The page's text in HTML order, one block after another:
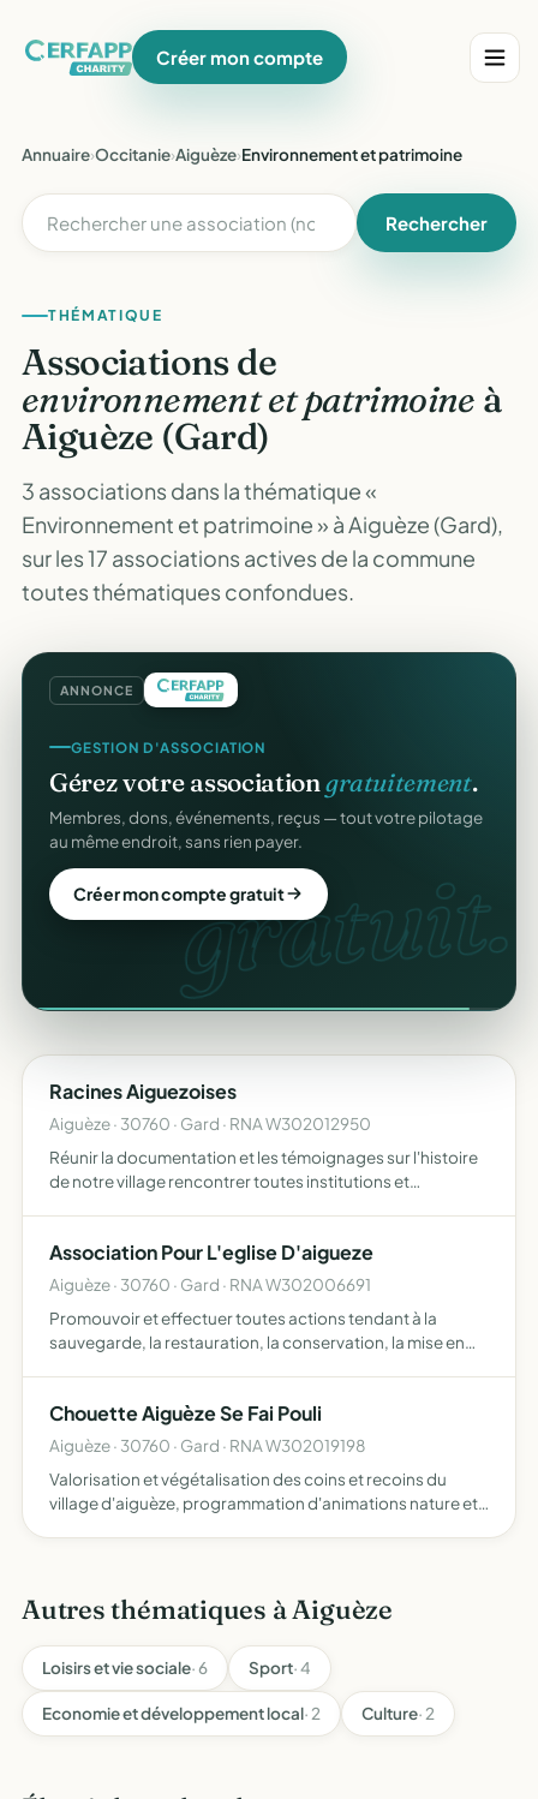
Créer mon compte
Annuaire›Occitanie›Aiguèze›Environnement et patrimoine
Rechercher
THÉMATIQUE
Associations de
environnement et patrimoine à
Aiguèze (Gard)
3 associations dans la thématique «
Environnement et patrimoine » à Aiguèze (Gard),
sur les 17 associations actives de la commune
toutes thématiques confondues.
ANNONCE
gratuit.
GESTION D'ASSOCIATION
Gérez votre associationgratuitement.
Membres, dons, événements, reçus — tout votre pilotage
au même endroit, sans rien payer.
Créer mon compte gratuit
Racines Aiguezoises
Aiguèze · 30760 · Gard · RNA W302012950
Réunir la documentation et les témoignages sur l'histoire
de notre village rencontrer toutes institutions et
au…
Association Pour L'eglise D'aigueze
Aiguèze · 30760 · Gard · RNA W302006691
Promouvoir et effectuer toutes actions tendant à la
sauvegarde, la restauration, la conservation, la mise en
Chouette Aiguèze Se Fai Pouli
Aiguèze · 30760 · Gard · RNA W302019198
Valorisation et végétalisation des coins et recoins du
village d'aiguèze, programmation d'animations nature et
Autres thématiques à Aiguèze
Loisirs et vie sociale· 6 Sport· 4
Economie et développement local· 2 Culture· 2